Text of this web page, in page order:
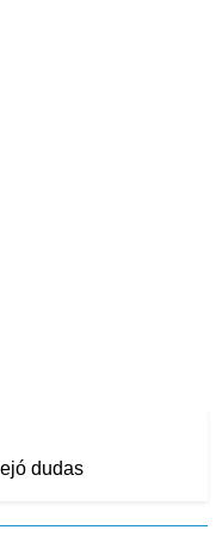
dudas